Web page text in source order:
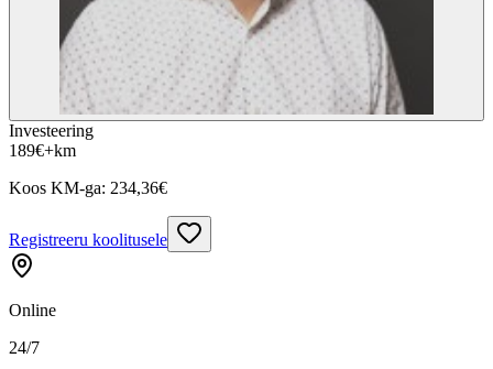
Investeering
189€+km
Koos KM-ga: 234,36€
Registreeru koolitusele
Online
24/7